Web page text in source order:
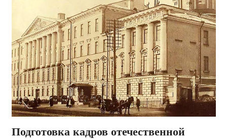
Подготовка кадров отечественной